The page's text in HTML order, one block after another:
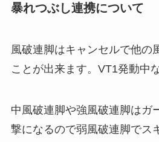
暴れつぶし連携について
風破連脚はキャンセルで他の
ことが出来ます。VT1発動中
中風破連脚や強風破連脚はガ
撃になるので弱風破連脚でス